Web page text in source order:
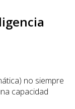
no siempre
capacidad